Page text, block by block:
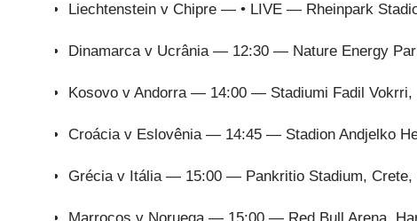
Liechtenstein v Chipre — • LIVE — Rheinpark
Dinamarca v Ucrânia — 12:30 — Nature Energy
Kosovo v Andorra — 14:00 — Stadiumi Fadil Vokrri,
Croácia v Eslovênia — 14:45 — Stadion Andjelko
Grécia v Itália — 15:00 — Pankritio Stadium, Crete,